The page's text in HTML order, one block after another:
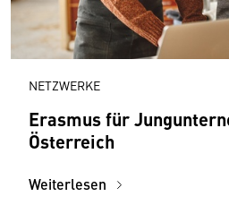
NETZWERKE
Erasmus für
Österreich
Weiterlesen